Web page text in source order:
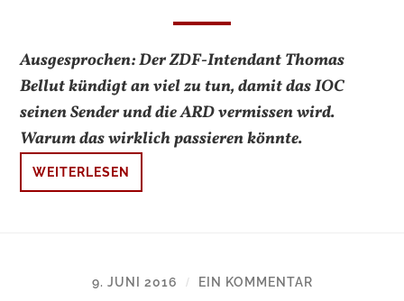
Ausgesprochen: Der ZDF-Intendant Thomas
Bellut kündigt an viel zu tun, damit das IOC
seinen Sender und die ARD vermissen wird.
Warum das wirklich passieren könnte.
WEITERLESEN
9. JUNI 2016 / EIN KOMMENTAR